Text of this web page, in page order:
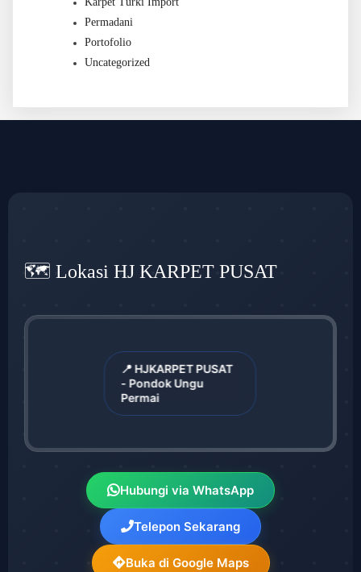
Permadani
Portofolio
Uncategorized
🗺️ Lokasi HJ KARPET PUSAT
📍 HJKARPET PUSAT
- Pondok Ungu
Permai
Hubungi via WhatsApp
Telepon Sekarang
Buka di Google Maps